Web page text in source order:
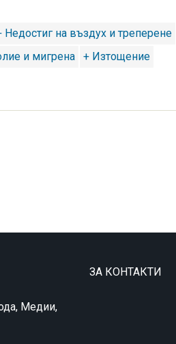
Недостиг на въздух и треперене
и мигрена + Изтощение
Медии,
ЗА КОНТАКТИ